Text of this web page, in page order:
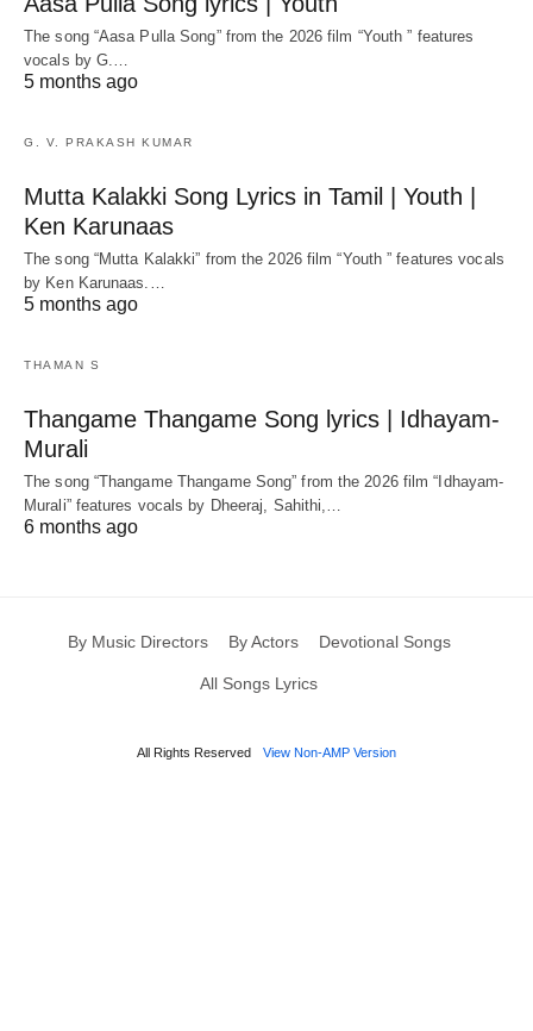
The song “Aasa Pulla Song” from the 2026 film “Youth ” features
vocals by G.…
5 months ago
G. V. PRAKASH KUMAR
Mutta Kalakki Song Lyrics in Tamil | Youth |
Ken Karunaas
The song “Mutta Kalakki” from the 2026 film “Youth ” features vocals
by Ken Karunaas.…
5 months ago
THAMAN S
Thangame Thangame Song lyrics | Idhayam-
Murali
The song “Thangame Thangame Song” from the 2026 film “Idhayam-
Murali” features vocals by Dheeraj, Sahithi,…
6 months ago
By Music Directors By Actors Devotional Songs
All Songs Lyrics
All Rights Reserved View Non-AMP Version